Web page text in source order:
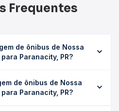
Frequentes
de ônibus de Nossa
Paranacity, PR?
média 0h 50min, podendo
tipo de serviço (convencional,
de ônibus de Nossa
Paranacity, PR?